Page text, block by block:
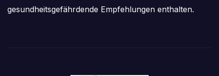
gesundheitsgefährdende Empfehlungen enthalten.